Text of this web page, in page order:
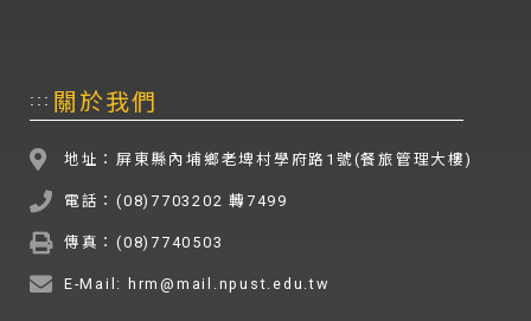
::: 關於我們
地址：屏東縣內埔鄉老埤村學府路1號(餐旅管理大樓)
電話：(08)7703202 轉7499
傳真：(08)7740503
E-Mail: hrm@mail.npust.edu.tw